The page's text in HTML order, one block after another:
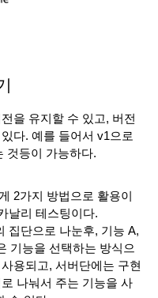
을 유지할 수 있고, 버전
다. 예를 들어서 v1으로
것등이 가능하다.
2가지 방법으로 활용이
날리 테스팅이다.
집단으로 나눈후, 기능 A,
기능을 선택하는 방식으
용되고, 서버단에는 구현
나눠서 주는 기능을 사